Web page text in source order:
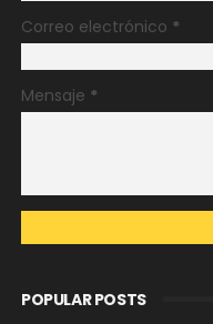
Correo electrónico *
Mensaje *
POPULAR POSTS